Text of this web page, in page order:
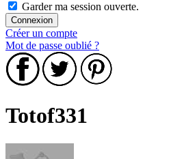
Garder ma session ouverte.
Créer un compte
Mot de passe oublié ?
Totof331